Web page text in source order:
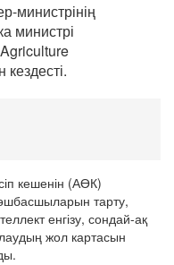
министрінің
министрі
кешенін (АӨК)
тарту,
енгізу, сондай-ақ
жол картасын